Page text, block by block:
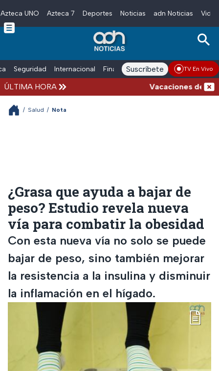
Skip to main content
Azteca UNO Azteca 7 Deportes Noticias adn Noticias
Seguridad Internacional Finanzas adn Noticias Radio
Suscríbete TV En Vivo
ÚLTIMA HORA Vacaciones de
/ Salud / Nota
¿Grasa que ayuda a bajar de
peso? Estudio revela nueva
vía para combatir la obesidad
Con esta nueva vía no solo se puede
bajar de peso, sino también mejorar
la resistencia a la insulina y disminuir
la inflamación en el hígado.